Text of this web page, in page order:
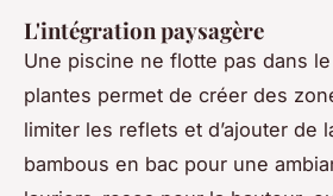
L'intégration paysagère
Une piscine ne flotte pas dans
plantes permet de créer des
limiter les reflets et d’ajouter de
bambous en bac pour une